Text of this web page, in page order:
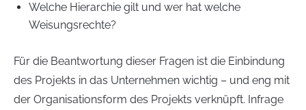
Welche Hierarchie gilt und wer hat welche
Weisungsrechte?
Für die Beantwortung dieser Fragen ist die Einbindung
des Projekts in das Unternehmen wichtig – und eng mit
der Organisationsform des Projekts verknüpft. Infrage